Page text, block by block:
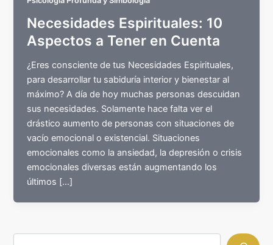
Necesidades Espirituales: 10
Aspectos a Tener en Cuenta
¿Eres consciente de tus Necesidades Espirituales,
para desarrollar tu sabiduría interior y bienestar al
máximo? A día de hoy muchas personas descuidan
sus necesidades. Solamente hace falta ver el
drástico aumento de personas con situaciones de
vacío emocional o existencial. Situaciones
emocionales como la ansiedad, la depresión o crisis
emocionales diversas están augmentando los
últimos […]